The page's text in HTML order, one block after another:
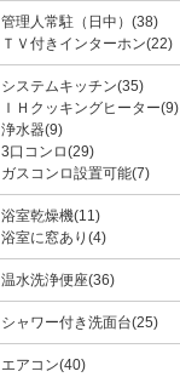
管理人常駐（日中）(38)
ＴＶ付きインターホン(22)
システムキッチン(35)
ＩＨクッキングヒーター(9)
浄水器(9)
3口コンロ(29)
ガスコンロ設置可能(7)
浴室乾燥機(11)
浴室に窓あり(4)
温水洗浄便座(36)
シャワー付き洗面台(25)
エアコン(40)